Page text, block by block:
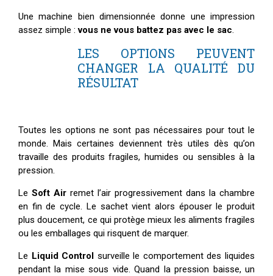
Une machine bien dimensionnée donne une impression
assez simple :vous ne vous battez pas avec le sac
LES OPTIONS PEUVENT
CHANGER LA QUALITÉ DU
RÉSULTAT
Toutes les options ne sont pas nécessaires pour tout le
monde. Mais certaines deviennent très utiles dès qu’on
travaille des produits fragiles, humides ou sensibles à la
pression.
Le Soft Air remet l’air progressivement dans la chambre
en fin de cycle. Le sachet vient alors épouser le produit
plus doucement, ce qui protège mieux les aliments fragiles
ou les emballages qui risquent de marquer.
Le Liquid Control surveille le comportement des liquides
pendant la mise sous vide. Quand la pression baisse, un